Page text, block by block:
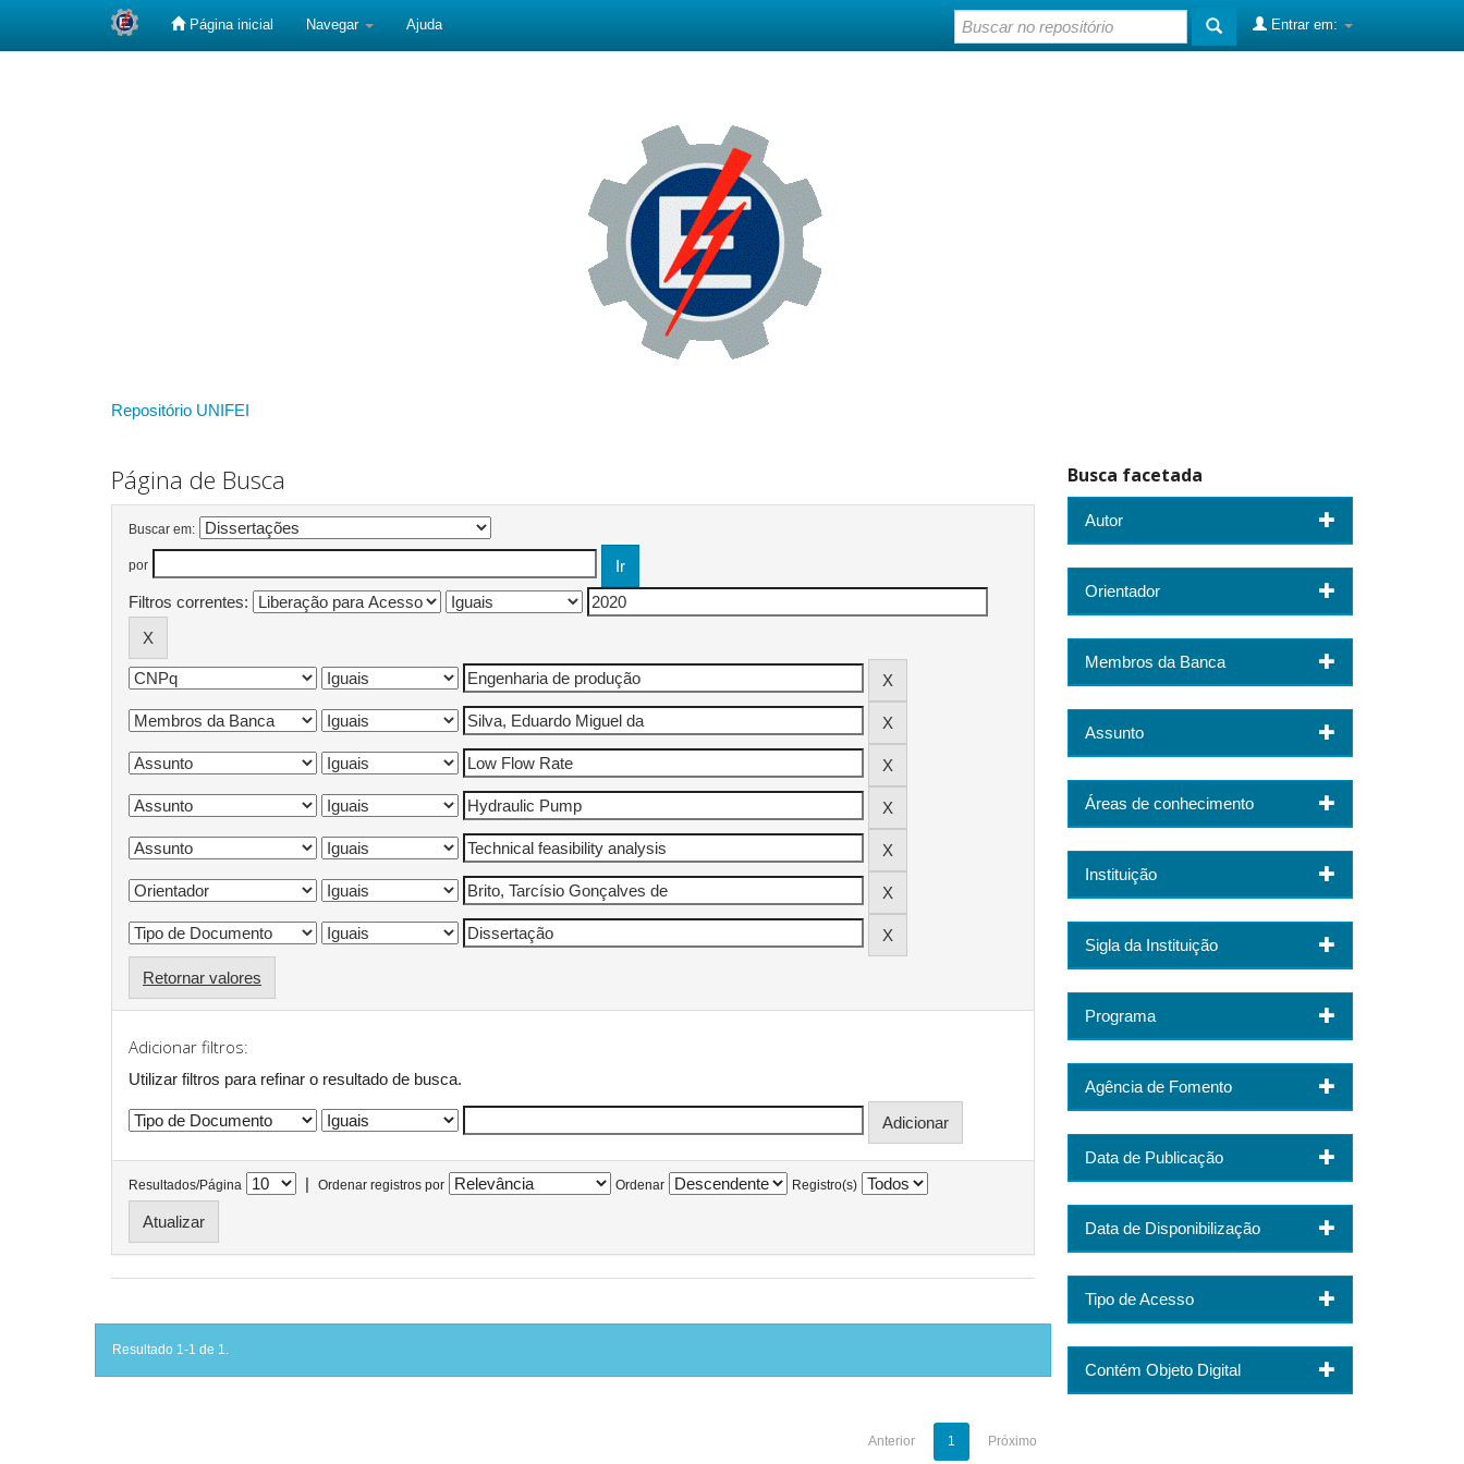
Página inicial Navegar Ajuda Entrar em:
Repositório UNIFEI
Página de Busca
Buscar em:
por
Filtros correntes:
Retornar valores
Adicionar filtros:
Utilizar filtros para refinar o resultado de busca.
Resultados/Página | Ordenar registros por Ordenar Registro(s)
Resultado 1-1 de 1.
Anterior 1 Próximo
Busca facetada
Autor
Orientador
Membros da Banca
Assunto
Áreas de conhecimento
Instituição
Sigla da Instituição
Programa
Agência de Fomento
Data de Publicação
Data de Disponibilização
Tipo de Acesso
Contém Objeto Digital